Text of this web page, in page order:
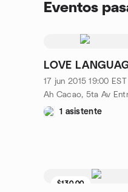
Eventos
LOVE
17 jun 2015 19:00 EST
1 asistente
$130.00